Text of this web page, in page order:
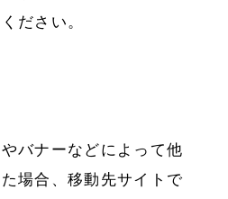
ださい。
バナーなどによって他
場合、移動先サイトで